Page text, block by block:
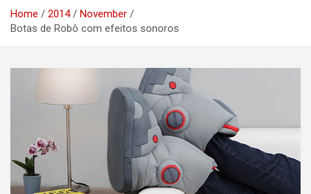
Home 2014
November
Botas de Robô com efeitos sonoros